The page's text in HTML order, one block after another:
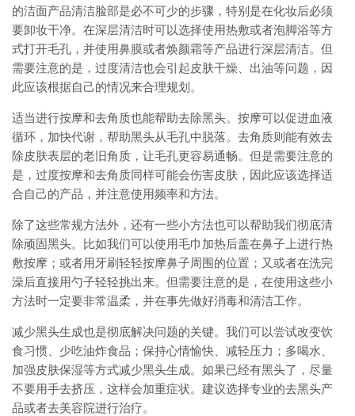
的洁面产品清洁脸部是必不可少的步骤，特别是在化妆后必须
要卸妆干净。在深层清洁时可以选择使用热敷或者泡脚浴等方
式打开毛孔，并使用鼻膜或者焕颜霜等产品进行深层清洁。但
需要注意的是，过度清洁也会引起皮肤干燥、出油等问题，因
此应该根据自己的情况来合理规划。
适当进行按摩和去角质也能帮助去除黑头。按摩可以促进血液
循环，加快代谢，帮助黑头从毛孔中脱落。去角质则能有效去
除皮肤表层的老旧角质，让毛孔更容易通畅。但是需要注意的
是，过度按摩和去角质同样可能会伤害皮肤，因此应该选择适
合自己的产品，并注意使用频率和方法。
除了这些常规方法外，还有一些小方法也可以帮助我们彻底清
除顽固黑头。比如我们可以使用毛巾加热后盖在鼻子上进行热
敷按摩；或者用牙刷轻轻按摩鼻子周围的位置；又或者在洗完
澡后直接用勺子轻轻挑出来。但需要注意的是，在使用这些小
方法时一定要非常温柔，并在事先做好消毒和清洁工作。
减少黑头生成也是彻底解决问题的关键。我们可以尝试改变饮
食习惯、少吃油炸食品；保持心情愉快、减轻压力；多喝水、
加强皮肤保湿等方式减少黑头生成。如果已经有黑头了，尽量
不要用手去挤压，这样会加重症状。建议选择专业的去黑头产
品或者去美容院进行治疗。